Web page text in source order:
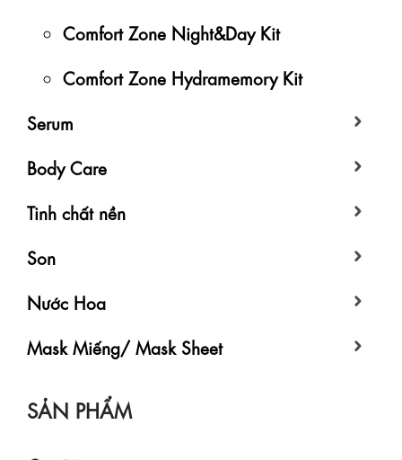
Comfort Zone Night&Day Kit
Comfort Zone Hydramemory Kit
Serum
Body Care
Tinh chất nền
Son
Nước Hoa
Mask Miếng/ Mask Sheet
SẢN PHẨM